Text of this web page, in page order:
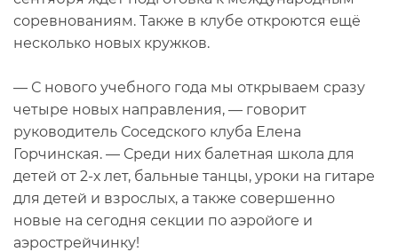
соревнованиям. Также в клубе откроются ещё
несколько новых кружков.
— С нового учебного года мы открываем сразу
четыре новых направления, — говорит
руководитель Соседского клуба Елена
Горчинская. — Среди них балетная школа для
детей от 2-х лет, бальные танцы, уроки на гитаре
для детей и взрослых, а также совершенно
новые на сегодня секции по аэройоге и
аэрострейчинку!